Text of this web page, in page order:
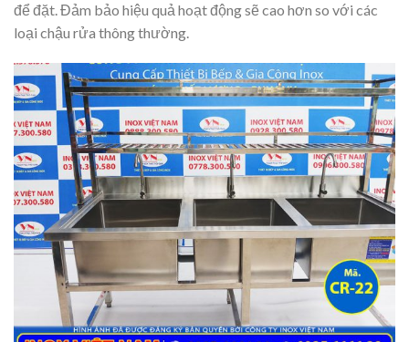
để đặt. Đảm bảo hiệu quả hoạt động sẽ cao hơn so với các
loại chậu rửa thông thường.